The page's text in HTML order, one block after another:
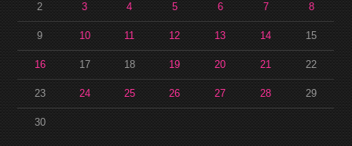
2 3 4 5 6 7 8
9 10 11 12 13 14 15
16 17 18 19 20 21 22
23 24 25 26 27 28 29
30